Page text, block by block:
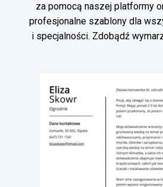
za pomocą naszej platformy
profesjonalne szablony dla
i specjalności. Zdobądź